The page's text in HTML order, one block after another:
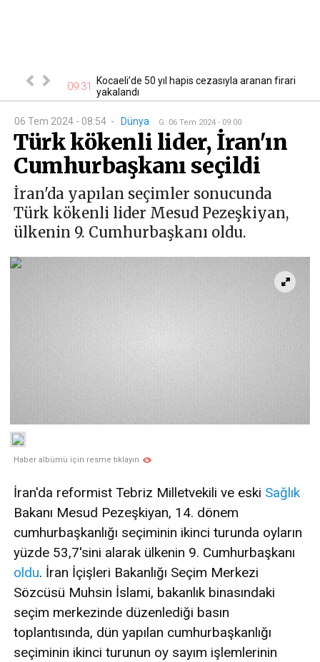
sağ
09:31 Kocaeli’de 50 yıl hapis cezasıyla aranan firari
yakalandı
06 Tem 2024 - 08:54 - Dünya G: 06 Tem 2024 - 09:00
Türk kökenli lider, İran'ın
Cumhurbaşkanı seçildi
İran'da yapılan seçimler sonucunda
Türk kökenli lider Mesud Pezeşkiyan,
ülkenin 9. Cumhurbaşkanı oldu.
Haber albümü için resme tıklayın
İran'da reformist Tebriz Milletvekili ve eski Sağlık
Bakanı Mesud Pezeşkiyan, 14. dönem
cumhurbaşkanlığı seçiminin ikinci turunda oyların
yüzde 53,7'sini alarak ülkenin 9. Cumhurbaşkanı
oldu. İran İçişleri Bakanlığı Seçim Merkezi
Sözcüsü Muhsin İslami, bakanlık binasındaki
seçim merkezinde düzenlediği basın
toplantısında, dün yapılan cumhurbaşkanlığı
seçiminin ikinci turunun oy sayım işlemlerinin